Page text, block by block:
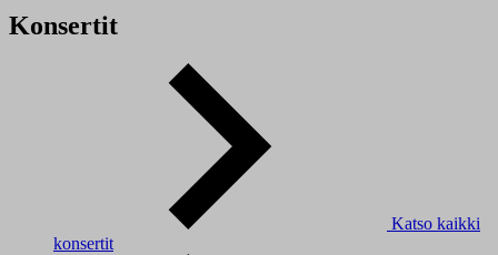
Konsertit
Katso kaikki
konsertit